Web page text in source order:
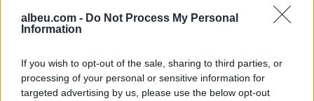
albeu.com - Do Not Process My Personal
Information
If you wish to opt-out of the sale, sharing to third parties, or
processing of your personal or sensitive information for
targeted advertising by us, please use the below opt-out
i Ekspertëve